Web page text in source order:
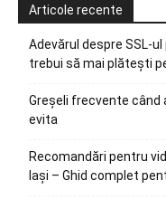
Articole recente
Adevărul despre SSL-
trebui să mai plătești
Greșeli frecvente când
evita
Recomandări pentru
Iași – Ghid complet